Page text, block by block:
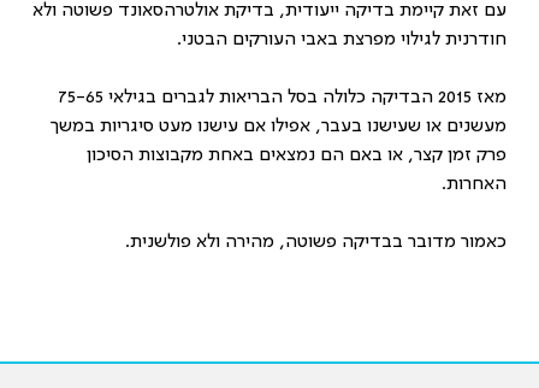
עם זאת קיימת בדיקה ייעודית, בדיקת אולטרהסאונד פשוטה ולא
חודרנית לגילוי מפרצת באבי העורקים הבטני.
מאז 2015 הבדיקה כלולה בסל הבריאות לגברים בגילאי 75-65
מעשנים או שעישנו בעבר, אפילו אם עישנו מעט סיגריות במשך
פרק זמן קצר, או באם הם נמצאים באחת מקבוצות הסיכון
האחרות.
כאמור מדובר בבדיקה פשוטה, מהירה ולא פולשנית.